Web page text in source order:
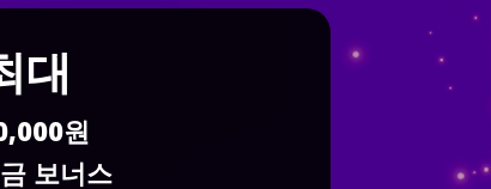
대
원
보너스